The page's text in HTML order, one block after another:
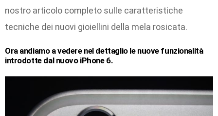
nostro articolo completo sulle caratteristiche
tecniche dei nuovi gioiellini della mela rosicata.
Ora andiamo a vedere nel dettaglio le nuove funzionalità
introdotte dal nuovo iPhone 6.